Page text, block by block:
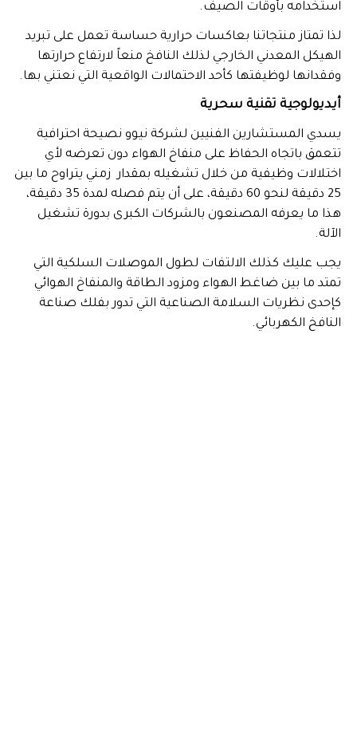
استخدامه بأوقات الصيف.
لذا تمتاز منتجاتنا بعاكسات حرارية حساسة تعمل على تبريد
الهيكل المعدني الخارجي لذلك النافخ منعاً لارتفاع حرارتها
وفقدانها لوظيفتها كأحد الاحتمالات الواقعية التي نعتني بها.
أيديولوجية تقنية سحرية
يسدي المستشارين الفنيين لشركة نيوو نصيحة احترافية
تتعمق باتجاه الحفاظ على منفاخ الهواء دون تعرضه لأي
اختلالات وظيفية من خلال تشغيله بمقدار زمني يتراوح ما بين
25 دقيقة لنحو 60 دقيقة، على أن يتم فصله لمدة 35 دقيقة،
هذا ما يعرفه المصنعون بالشركات الكبرى بدورة تشغيل
الآلة.
يجب عليك كذلك الالتفات لطول الموصلات السلكية التي
تمتد ما بين ضاغط الهواء ومزود الطاقة والمنفاخ الهوائي
كإحدى نظريات السلامة الصناعية التي تدور بفلك صناعة
النافخ الكهربائي.